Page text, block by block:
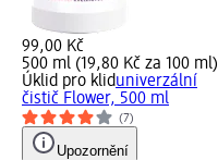
99,00 Kč
500 ml (19,80 Kč za 100 ml)
Úklid pro kliduniverzální
čistič Flower, 500 ml
(7)
Upozornění